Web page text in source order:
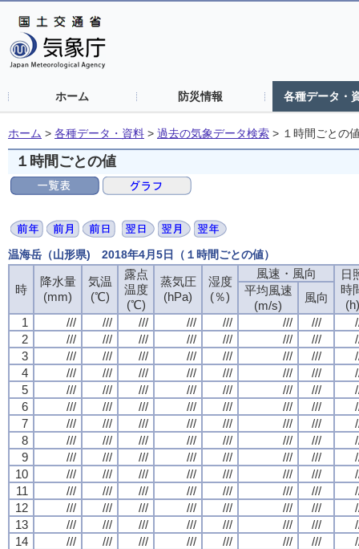
ホーム 防災情報 各種データ・
ホーム > 各種データ・資料 > 過去の気象データ検索 > １時間ごとの
１時間ごとの値
温海岳（山形県) 2018年4月5日（１時間ごとの値）
時
降水量
(mm)
気温
(℃)
露点
温度
(℃)
蒸気圧
(hPa)
湿度
(％)
風速・風向
日
時
(h)
平均風速
(m/s)
風向
1
/// /// /// /// /// /// ///
2
/// /// /// /// /// /// ///
3
/// /// /// /// /// /// ///
4
/// /// /// /// /// /// ///
5
/// /// /// /// /// /// ///
6
/// /// /// /// /// /// ///
7
/// /// /// /// /// /// ///
8
/// /// /// /// /// /// ///
9
/// /// /// /// /// /// ///
10
/// /// /// /// /// /// ///
11
/// /// /// /// /// /// ///
12
/// /// /// /// /// /// ///
13
/// /// /// /// /// /// ///
14
/// /// /// /// /// /// ///